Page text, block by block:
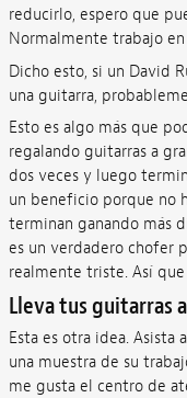
reducirlo, espero que
Normalmente trabajo en
Dicho esto, si un David
una guitarra,
Esto es algo más que
regalando guitarras a
dos veces y luego
un beneficio porque no
terminan ganando más
es un verdadero chofer
realmente triste. Así
Lleva tus guitarras
Esta es otra idea. Asista
una muestra de su
me gusta el centro de